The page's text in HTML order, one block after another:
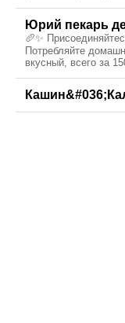
Юрий пекарь
🥖✨
Потребляйте
вкусный, всего за